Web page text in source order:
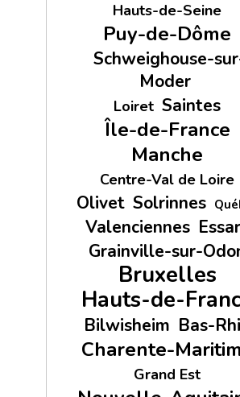
Hauts-de-Seine
Puy-de-Dôme
Schweighouse-
Moder
Loiret Saintes
Île-de-France
Manche
Centre-Val de Loire
Olivet Solrinnes
Valenciennes
Grainville-sur-
Bruxelles
Hauts-de-
Bilwisheim Bas-
Charente-
Grand Est